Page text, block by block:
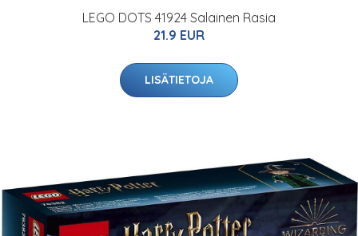
LEGO DOTS 41924 Salainen Rasia
21.9 EUR
LISÄTIETOJA